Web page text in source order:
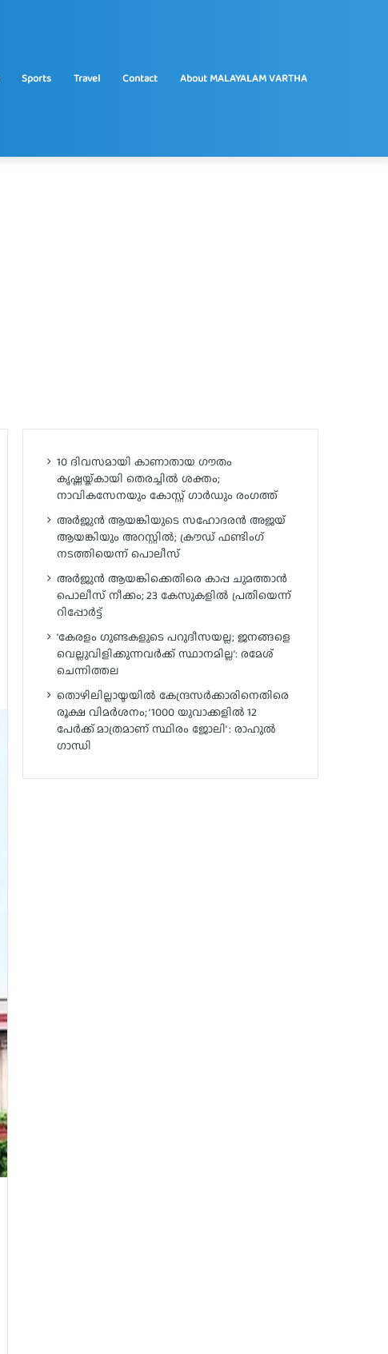
Sports Travel Contact About MALAYALAM VARTHA
10 ദിവസമായി കാണാതായ ഗൗതം
കൃഷ്ണയ്ക്കായി തെരച്ചിൽ ശക്തം;
നാവികസേനയും കോസ്റ്റ് ഗാർഡും രംഗത്ത്
അർജുൻ ആയങ്കിയുടെ സഹോദരൻ അജയ്
ആയങ്കിയും അറസ്റ്റിൽ; ക്രൗഡ് ഫണ്ടിംഗ്
നടത്തിയെന്ന് പൊലീസ്
അർജുൻ ആയങ്കിക്കെതിരെ കാപ്പ ചുമത്താൻ
പൊലീസ് നീക്കം; 23 കേസുകളിൽ പ്രതിയെന്ന്
റിപ്പോർട്ട്
‘കേരളം ഗുണ്ടകളുടെ പറുദീസയല്ല; ജനങ്ങളെ
വെല്ലുവിളിക്കുന്നവർക്ക് സ്ഥാനമില്ല’: രമേശ്
ചെന്നിത്തല
തൊഴിലില്ലായ്മയിൽ കേന്ദ്രസർക്കാരിനെതിരെ
രൂക്ഷ വിമർശനം; ‘1000 യുവാക്കളിൽ 12
പേർക്ക് മാത്രമാണ് സ്ഥിരം ജോലി’ : രാഹുൽ
ഗാന്ധി